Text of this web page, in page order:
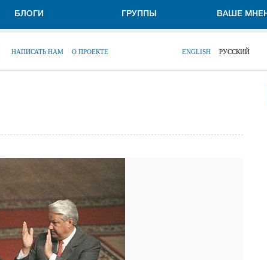
БЛОГИ ГРУППЫ ВАШЕ
НАПИСАТЬ НАМ О ПРОЕКТЕ ENGLISH РУССКИЙ